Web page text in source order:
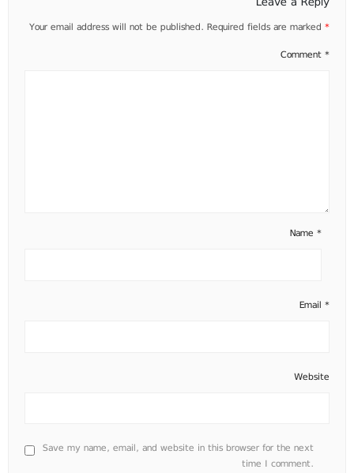
Your email address will not be published. Required fields are marked *
Comment *
Name *
Email *
Website
Save my name, email, and website in this browser for the next
time I comment.